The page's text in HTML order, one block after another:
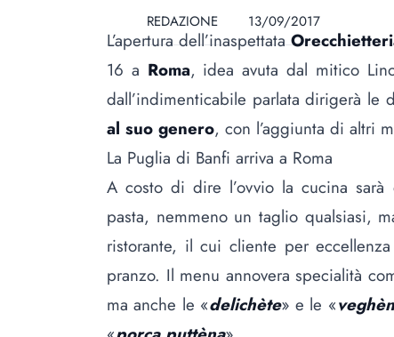
REDAZIONE 13/09/2017
L’apertura dell’inaspettata
16 a Roma, idea avuta dal mitico
dall’indimenticabile parlata dirigerà le
al suo genero, con l’aggiunta di altri
La Puglia di Banfi arriva a Roma
A costo di dire l’ovvio la cucina
pasta, nemmeno un taglio qualsiasi,
ristorante, il cui cliente per
pranzo. Il menu annovera specialità
ma anche le «delichète» e le «